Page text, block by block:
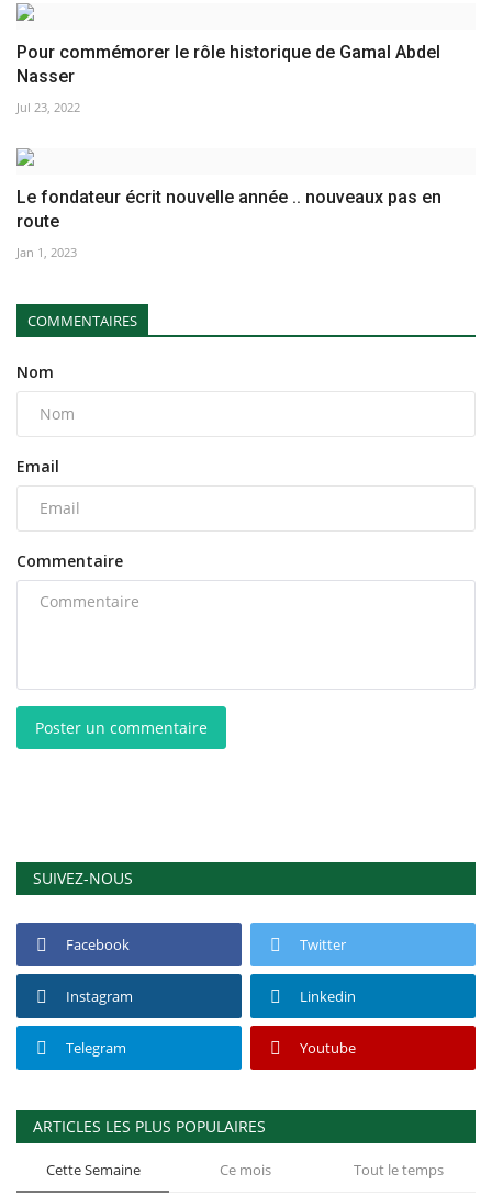
Pour commémorer le rôle historique de Gamal Abdel
Nasser
Jul 23, 2022
Le fondateur écrit nouvelle année .. nouveaux pas en
route
Jan 1, 2023
COMMENTAIRES
Nom
Email
Commentaire
Poster un commentaire
SUIVEZ-NOUS
Facebook Twitter
Instagram Linkedin
Telegram Youtube
ARTICLES LES PLUS POPULAIRES
Cette Semaine Ce mois Tout le temps